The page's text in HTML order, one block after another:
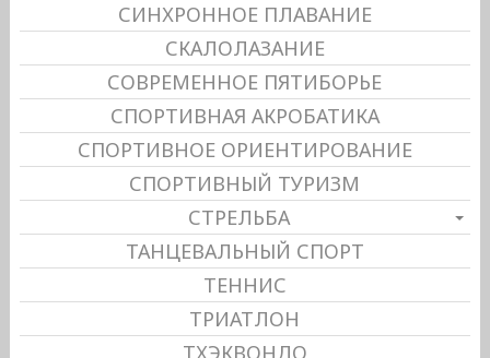
СИНХРОННОЕ ПЛАВАНИЕ
СКАЛОЛАЗАНИЕ
СОВРЕМЕННОЕ ПЯТИБОРЬЕ
СПОРТИВНАЯ АКРОБАТИКА
СПОРТИВНОЕ ОРИЕНТИРОВАНИЕ
СПОРТИВНЫЙ ТУРИЗМ
СТРЕЛЬБА
ТАНЦЕВАЛЬНЫЙ СПОРТ
ТЕННИС
ТРИАТЛОН